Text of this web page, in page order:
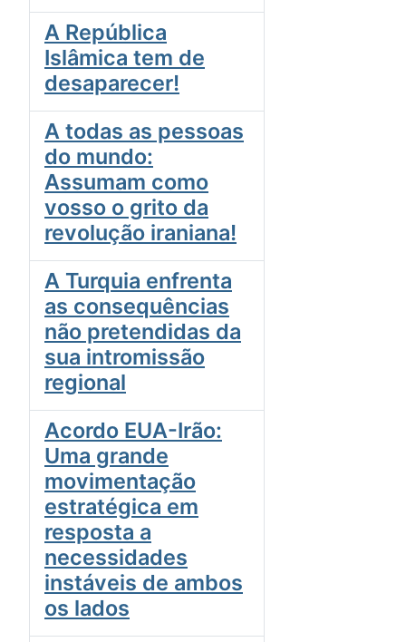
A República
Islâmica tem de
desaparecer!
A todas as pessoas
do mundo:
Assumam como
vosso o grito da
revolução iraniana!
A Turquia enfrenta
as consequências
não pretendidas da
sua intromissão
regional
Acordo EUA-Irão:
Uma grande
movimentação
estratégica em
resposta a
necessidades
instáveis de ambos
os lados